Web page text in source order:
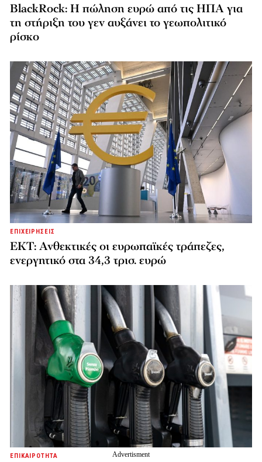
BlackRock: Η πώληση ευρώ από τις ΗΠΑ για
τη στήριξη του γεν αυξάνει το γεωπολιτικό
ρίσκο
ΕΠΙΧΕΙΡΗΣΕΙΣ
ΕΚΤ: Ανθεκτικές οι ευρωπαϊκές τράπεζες,
ενεργητικό στα 34,3 τρισ. ευρώ
ΕΠΙΚΑΙΡΟΤΗΤΑ